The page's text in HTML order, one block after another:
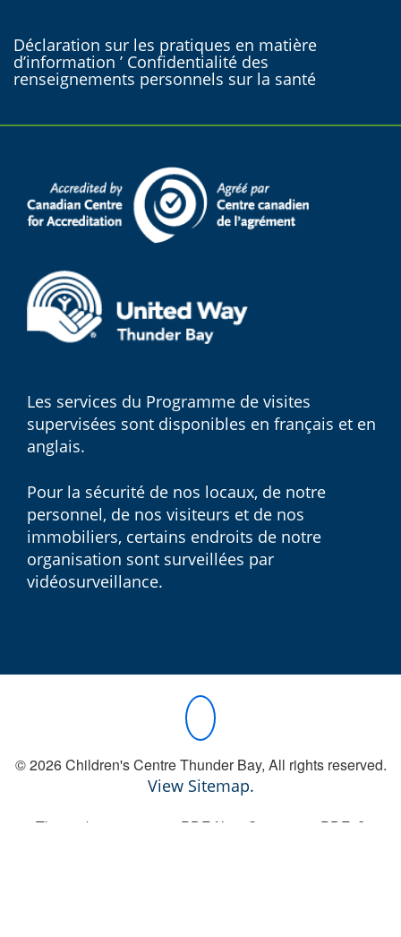
Déclaration sur les pratiques en matière
d’information ’ Confidentialité des
renseignements personnels sur la santé
Les services du Programme de visites
supervisées sont disponibles en français et en
anglais.
Pour la sécurité de nos locaux, de notre
personnel, de nos visiteurs et de nos
immobiliers, certains endroits de notre
organisation sont surveillées par
vidéosurveillance.
© 2026 Children's Centre Thunder Bay, All rights reserved.
View Sitemap.
This website contains .PDF files. Can't view .PDFs?